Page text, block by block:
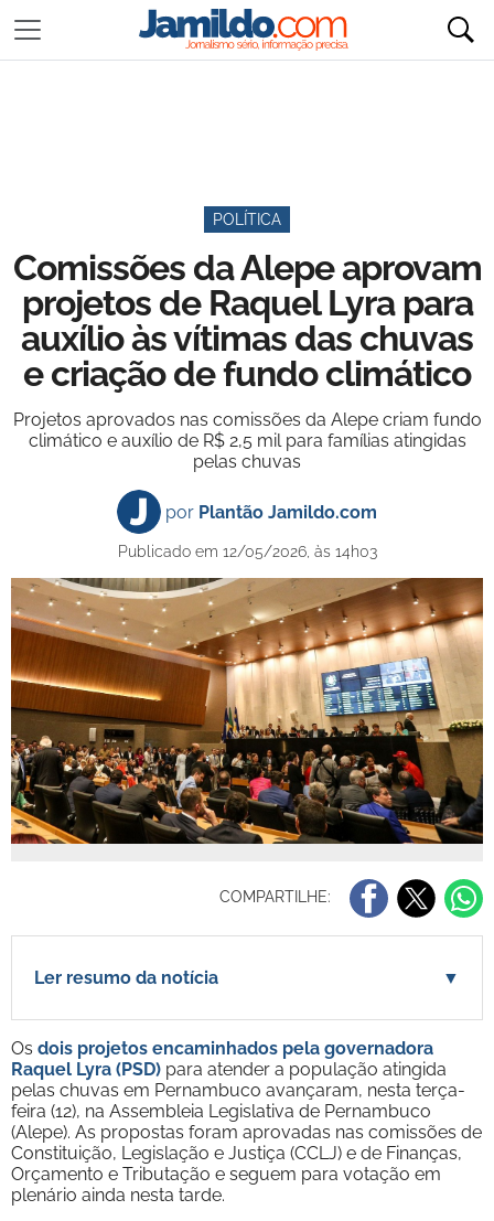
POLÍTICA
Comissões da Alepe aprovam
projetos de Raquel Lyra para
auxílio às vítimas das chuvas
e criação de fundo climático
Projetos aprovados nas comissões da Alepe criam fundo
climático e auxílio de R$ 2,5 mil para famílias atingidas
pelas chuvas
por Plantão Jamildo.com
Publicado em 12/05/2026, às 14h03
COMPARTILHE:
Ler resumo da notícia ▼
Os dois projetos encaminhados pela governadora
Raquel Lyra (PSD) para atender a população atingida
pelas chuvas em Pernambuco avançaram, nesta terça-
feira (12), na Assembleia Legislativa de Pernambuco
(Alepe). As propostas foram aprovadas nas comissões de
Constituição, Legislação e Justiça (CCLJ) e de Finanças,
Orçamento e Tributação e seguem para votação em
plenário ainda nesta tarde.